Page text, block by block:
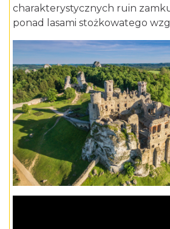
charakterystycznych ruin
ponad lasami stożkowatego